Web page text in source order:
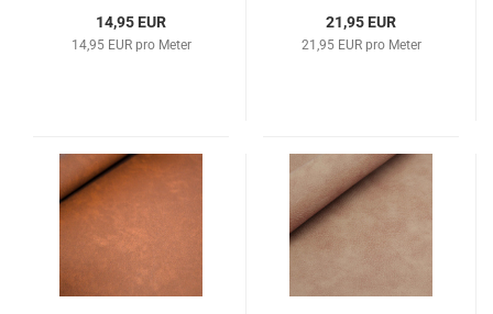
14,95 EUR
14,95 EUR pro Meter
21,95 EUR
21,95 EUR pro Meter